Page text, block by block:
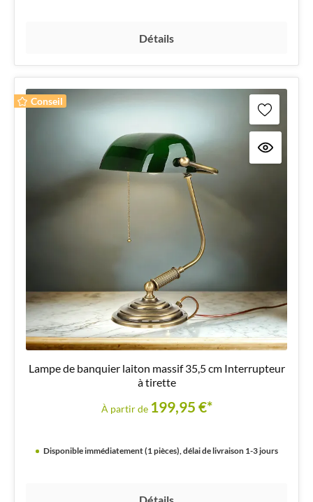
Détails
Conseil
Lampe de banquier laiton massif 35,5 cm Interrupteur
à tirette
À partir de 199,95 €*
Disponible immédiatement (1 pièces), délai de livraison 1-3 jours